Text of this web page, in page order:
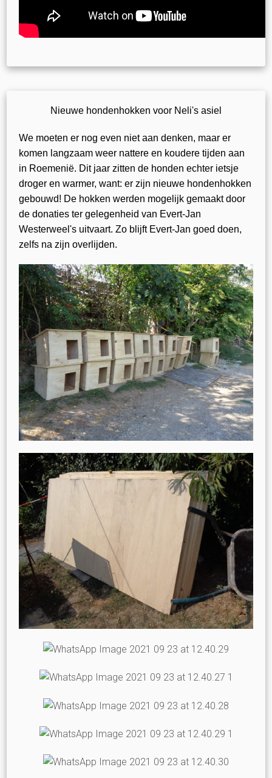
Nieuwe hondenhokken voor Neli's asiel
We moeten er nog even niet aan denken, maar er
komen langzaam weer nattere en koudere tijden aan
in Roemenië. Dit jaar zitten de honden echter ietsje
droger en warmer, want: er zijn nieuwe hondenhokken
gebouwd! De hokken werden mogelijk gemaakt door
de donaties ter gelegenheid van Evert-Jan
Westerweel's uitvaart. Zo blijft Evert-Jan goed doen,
zelfs na zijn overlijden.